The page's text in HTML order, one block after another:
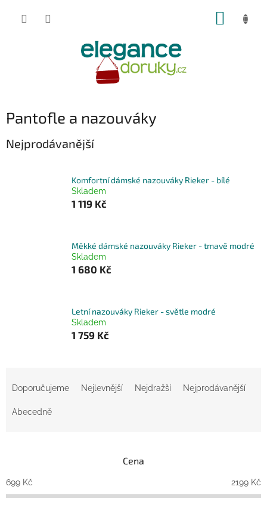
Pantofle a nazouváky
Nejprodávanější
Komfortní dámské nazouváky Rieker - bílé
Skladem
1 119 Kč
Měkké dámské nazouváky Rieker - tmavě modré
Skladem
1 680 Kč
Letní nazouváky Rieker - světle modré
Skladem
1 759 Kč
o
d
Doporučujeme Nejlevnější Nejdražší Nejprodávanější
Abecedně
Cena
699 Kč 2199 Kč